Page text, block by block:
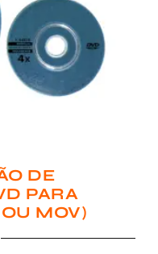
DE
PARA
MOV)